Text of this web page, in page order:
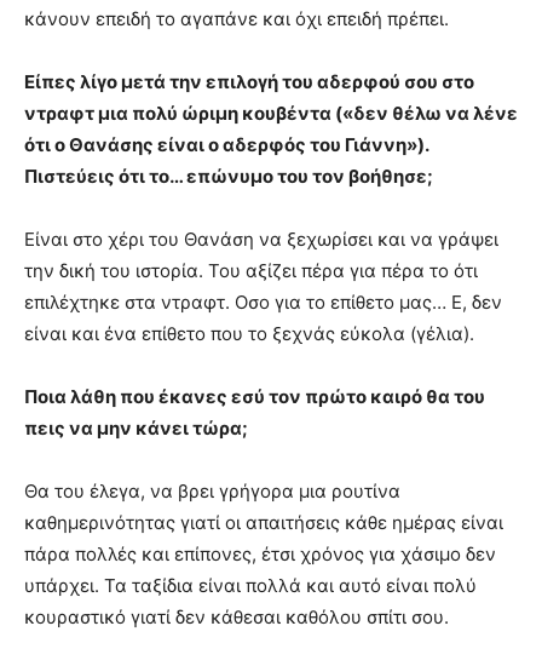
κάνουν επειδή το αγαπάνε και όχι επειδή πρέπει.
Είπες λίγο μετά την επιλογή του αδερφού σου στο
ντραφτ μια πολύ ώριμη κουβέντα («δεν θέλω να λένε
ότι ο Θανάσης είναι ο αδερφός του Γιάννη»).
Πιστεύεις ότι το… επώνυμο του τον βοήθησε;
Είναι στο χέρι του Θανάση να ξεχωρίσει και να γράψει
την δική του ιστορία. Του αξίζει πέρα για πέρα το ότι
επιλέχτηκε στα ντραφτ. Οσο για το επίθετο μας… Ε, δεν
είναι και ένα επίθετο που το ξεχνάς εύκολα (γέλια).
Ποια λάθη που έκανες εσύ τον πρώτο καιρό θα του
πεις να μην κάνει τώρα;
Θα του έλεγα, να βρει γρήγορα μια ρουτίνα
καθημερινότητας γιατί οι απαιτήσεις κάθε ημέρας είναι
πάρα πολλές και επίπονες, έτσι χρόνος για χάσιμο δεν
υπάρχει. Τα ταξίδια είναι πολλά και αυτό είναι πολύ
κουραστικό γιατί δεν κάθεσαι καθόλου σπίτι σου.